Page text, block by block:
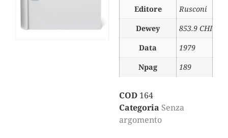
Editore
Rusconi
Dewey
853.9 CHI
Data
1979
Npag
189
COD 164
Categoria Senza
argomento